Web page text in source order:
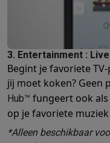
TV's
SpeakersSpeakers
Muziek in huisRadio's
NavigatieDashcamsGPS
TV & audio accessoires
FototoestellenDigitale
VideoGoPro Action cams
3. Entertainment :
Begint je favoriete
jij moet koken? Geen
Hub™ fungeert ook
op je favoriete
*Alleen beschikbaar